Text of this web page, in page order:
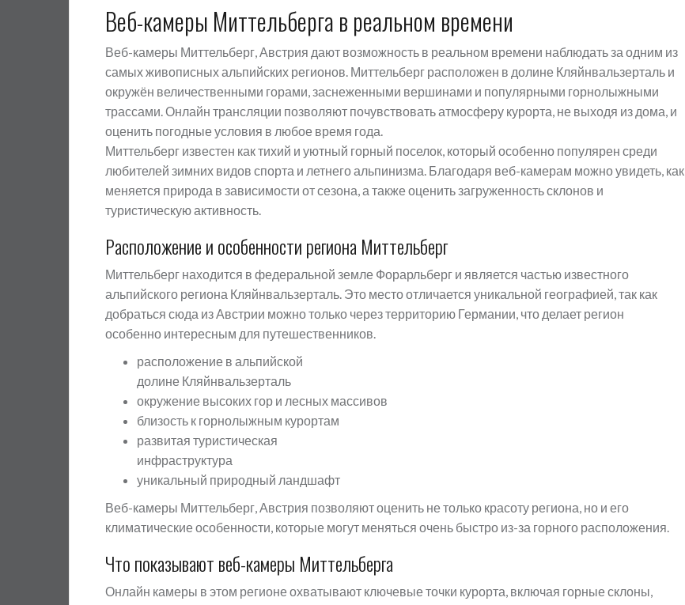
Веб-камеры Миттельберга в реальном времени
Веб-камеры Миттельберг, Австрия дают возможность в реальном времени наблюдать за одним из
самых живописных альпийских регионов. Миттельберг расположен в долине Кляйнвальзерталь и
окружён величественными горами, заснеженными вершинами и популярными горнолыжными
трассами. Онлайн трансляции позволяют почувствовать атмосферу курорта, не выходя из дома, и
оценить погодные условия в любое время года.
Миттельберг известен как тихий и уютный горный поселок, который особенно популярен среди
любителей зимних видов спорта и летнего альпинизма. Благодаря веб-камерам можно увидеть, как
меняется природа в зависимости от сезона, а также оценить загруженность склонов и
туристическую активность.
Расположение и особенности региона Миттельберг
Миттельберг находится в федеральной земле Форарльберг и является частью известного
альпийского региона Кляйнвальзерталь. Это место отличается уникальной географией, так как
добраться сюда из Австрии можно только через территорию Германии, что делает регион
особенно интересным для путешественников.
расположение в альпийской
долине Кляйнвальзерталь
окружение высоких гор и лесных массивов
близость к горнолыжным курортам
развитая туристическая
инфраструктура
уникальный природный ландшафт
Веб-камеры Миттельберг, Австрия позволяют оценить не только красоту региона, но и его
климатические особенности, которые могут меняться очень быстро из-за горного расположения.
Что показывают веб-камеры Миттельберга
Онлайн камеры в этом регионе охватывают ключевые точки курорта, включая горные склоны,